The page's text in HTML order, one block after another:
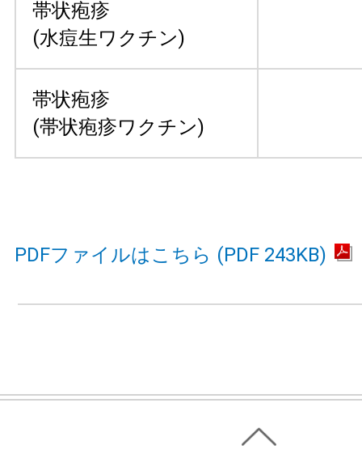
帯状疱疹
(水痘生ワクチン)
帯状疱疹
(帯状疱疹ワクチン)
PDFファイルはこちら (PDF 243KB)